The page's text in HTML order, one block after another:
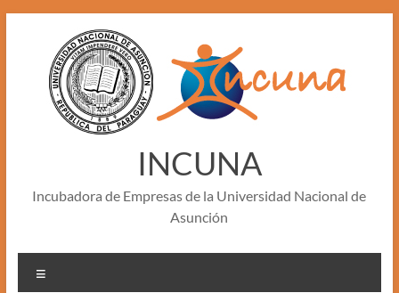
content
INCUNA
Incubadora de Empresas de la Universidad Nacional de
Asunción